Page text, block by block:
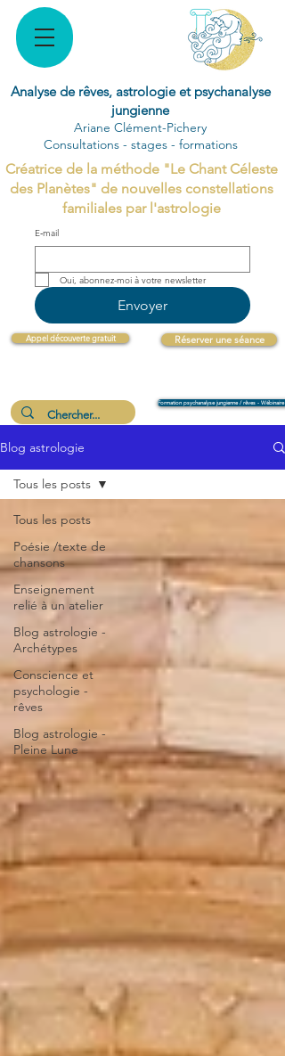
Analyse de rêves, astrologie et psychanalyse
jungienne
Ariane Clément-Pichery
Consultations - stages - formations
Créatrice de la méthode "Le Chant Céleste
des Planètes" de nouvelles constellations
familiales par l'astrologie
E‑mail
Envoyer
Appel découverte gratuit Réserver une séance
Formation psychanalyse jungienne / rêves - Wébinaire
Blog astrologie
Tous les posts
Poésie /texte de
chansons
Enseignement
relié à un atelier
Blog astrologie -
Archétypes
Conscience et
psychologie -
rêves
Blog astrologie -
Pleine Lune
Tous les posts